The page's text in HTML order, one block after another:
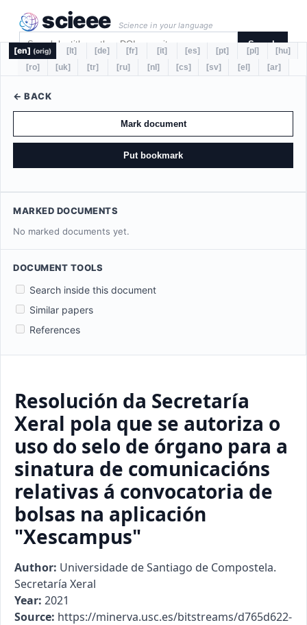
scieee Science in your language
Search
[en] (orig) [lt] [de] [fr] [it] [es] [pt] [pl]
[hu]
[ro]
[uk] [tr] [ru] [nl] [cs] [sv] [el] [ar]
← BACK
Mark document
Put bookmark
MARKED DOCUMENTS
No marked documents yet.
DOCUMENT TOOLS
Search inside this document
Similar papers
References
Resolución da Secretaría
Xeral pola que se autoriza o
uso do selo de órgano para a
sinatura de comunicacións
relativas á convocatoria de
bolsas na aplicación
"Xescampus"
Author: Universidade de Santiago de Compostela.
Secretaría Xeral
Year: 2021
Source: https://minerva.usc.es/bitstreams/d765d622-